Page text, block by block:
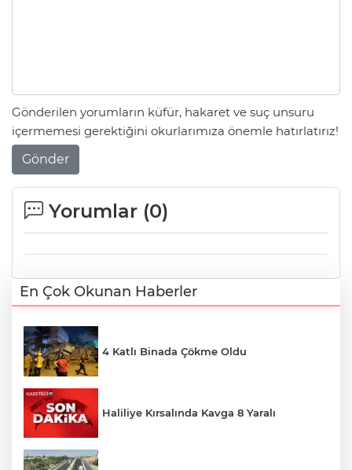
Gönderilen yorumların küfür, hakaret ve suç unsuru
içermemesi gerektiğini okurlarımıza önemle hatırlatırız!
Gönder
Yorumlar (0)
En Çok Okunan Haberler
4 Katlı Binada Çökme Oldu
Haliliye Kırsalında Kavga 8 Yaralı